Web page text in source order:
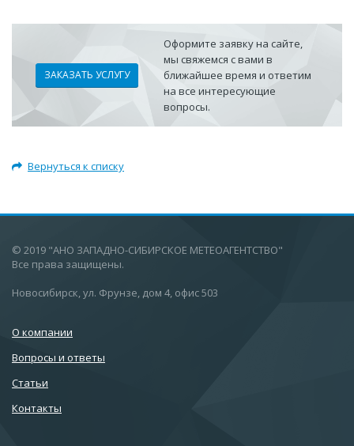
ЗАКАЗАТЬ УСЛУГУ
Оформите заявку на сайте,
мы свяжемся с вами в
ближайшее время и ответим
на все интересующие
вопросы.
Вернуться к списку
© 2019 "АНО ЗАПАДНО-СИБИРСКОЕ МЕТЕОАГЕНТСТВО"
Все права защищены.
Новосибирск, ул. Фрунзе, дом 4, офис 503
О компании
Вопросы и ответы
Статьи
Контакты